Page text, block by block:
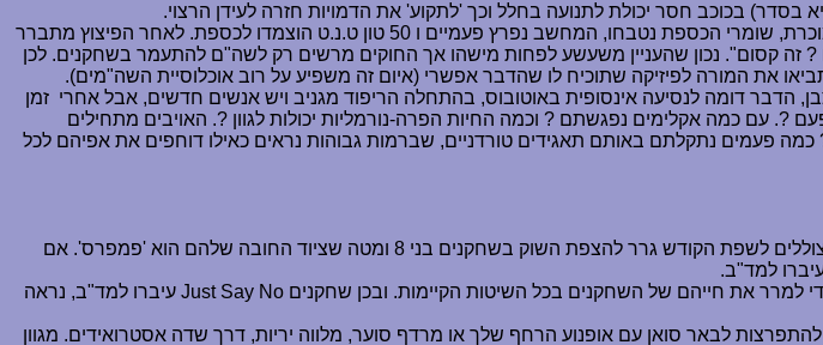
בסדר) בכוכב חסר יכולת לתנועה בחלל וכך 'לתקוע' את הדמויות חזרה לעידן הרצוי.
הסיטואציה מוכרת, שומרי הכספת נטבחו, המחשב נפרץ פעמיים ו 50 טון ט.נ.ט הוצמדו לכספת. לאחר הפיצוץ מתברר
קסום". נכון שהעניין משעשע לפחות מישהו אך החוקים מרשים רק לשה"ם להתעמר בשחקנים. לכן
את המורה לפיזיקה שתוכיח לו שהדבר אפשרי (איום זה משפיע על רוב אוכלוסיית השה"מים).
הדבר דומה לנסיעה אינסופית באוטובוס, בהתחלה הריפוד מגניב ויש אנשים חדשים, אבל אחרי זמן
עם כמה אקלימים נפגשתם ? וכמה החיות הפרה-נורמליות יכולות לגוון ?. האויבים מתחילים
כמה פעמים נתקלתם באותם תאגידים טורדניים, שברמות גבוהות נראים כאילו דוחפים את אפיהם לכל
אנגלית - סעיף זה מיועד למאותגרים מבחינה מעמדית (סנובים בפוטנציה), תרגום מירוצוללים לשפת הקודש גרר להצפת השוק בשחקנים בני 8 ומטה שציוד החובה שלהם הוא 'פמפרס'. אם
למד"ב.
למרר את חייהם של השחקנים בכל השיטות הקיימות. ובכן שחקנים Just Say No עיברו למד"ב, נראה
לבאר סואן עם אופנוע הרחף שלך או מרדף סוער, מלווה יריות, דרך שדה אסטרואידים. מגוון